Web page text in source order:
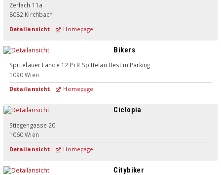
Zerlach 11a
8082 Kirchbach
Detailansicht Homepage
Bikers
Spittelauer Lände 12 P+R Spittelau Best in Parking
1090 Wien
Detailansicht Homepage
Ciclopia
Stiegengasse 20
1060 Wien
Detailansicht Homepage
Citybiker